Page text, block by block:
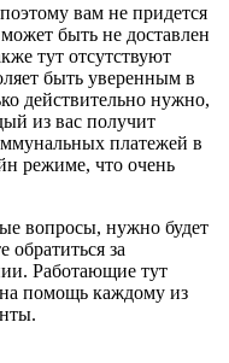
вам не придется
быть не доставлен
тут отсутствуют
быть уверенным в
действительно нужно,
из вас получит
платежей в
режиме, что очень
вопросы, нужно будет
за
Работающие тут
помощь каждому из